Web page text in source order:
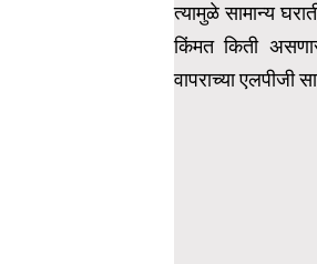
त्यामुळे सामान्य
किंमत किती
वापराच्या एलपीजी